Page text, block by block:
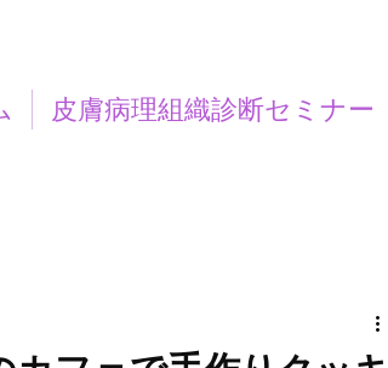
皮膚病理組織診断セミナー